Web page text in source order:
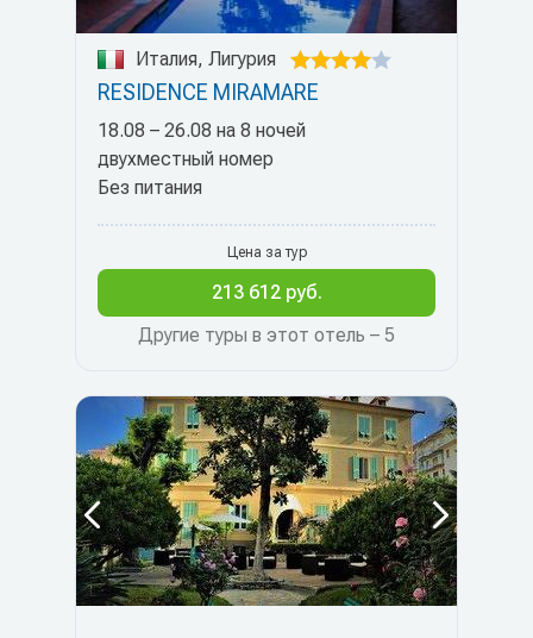
Италия, Лигурия
RESIDENCE MIRAMARE
18.08 – 26.08 на 8 ночей
двухместный номер
Без питания
Другие туры в этот отель – 5
Цена за тур
213 612 руб.